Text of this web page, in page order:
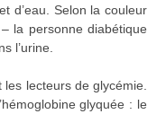
d’eau. Selon la couleur
la personne diabétique
l’urine.
lecteurs de glycémie.
glyquée : le